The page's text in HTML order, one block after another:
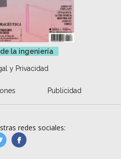
la ingeniería
y Privacidad
Publicidad
redes sociales:
manufacturaGE